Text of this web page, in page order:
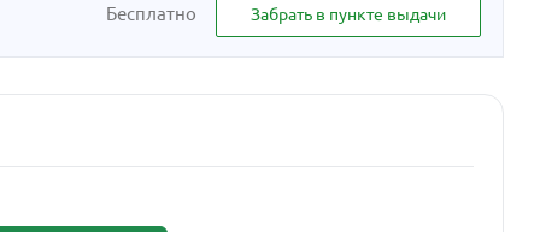
Бесплатно Забрать в пункте выдачи